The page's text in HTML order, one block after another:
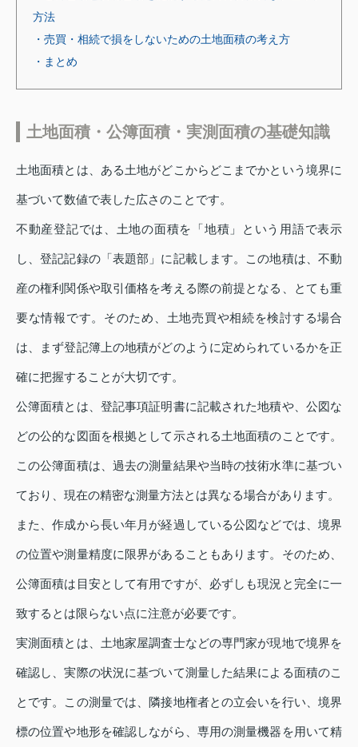
方法
・売買・相続で損をしないための土地面積の考え方
・まとめ
土地面積・公簿面積・実測面積の基礎知識
土地面積とは、ある土地がどこからどこまでかという境界に
基づいて数値で表した広さのことです。
不動産登記では、土地の面積を「地積」という用語で表示
し、登記記録の「表題部」に記載します。この地積は、不動
産の権利関係や取引価格を考える際の前提となる、とても重
要な情報です。そのため、土地売買や相続を検討する場合
は、まず登記簿上の地積がどのように定められているかを正
確に把握することが大切です。
公簿面積とは、登記事項証明書に記載された地積や、公図な
どの公的な図面を根拠として示される土地面積のことです。
この公簿面積は、過去の測量結果や当時の技術水準に基づい
ており、現在の精密な測量方法とは異なる場合があります。
また、作成から長い年月が経過している公図などでは、境界
の位置や測量精度に限界があることもあります。そのため、
公簿面積は目安として有用ですが、必ずしも現況と完全に一
致するとは限らない点に注意が必要です。
実測面積とは、土地家屋調査士などの専門家が現地で境界を
確認し、実際の状況に基づいて測量した結果による面積のこ
とです。この測量では、隣接地権者との立会いを行い、境界
標の位置や地形を確認しながら、専用の測量機器を用いて精